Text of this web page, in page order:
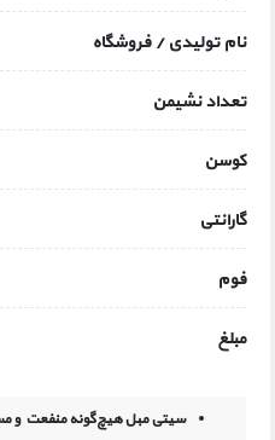
نام تولیدی / فروشگاه
تعداد نشیمن
کوسن
گارانتی
فوم
مبلغ
سیتی مبل هیچ‌گونه منفعت و